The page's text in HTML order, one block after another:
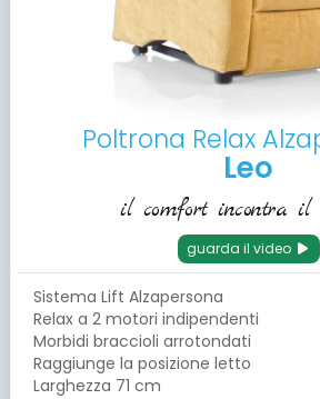
Poltrona Relax
Leo
il comfort incontra il
guarda il video
Sistema Lift Alzapersona
Relax a 2 motori indipendenti
Morbidi braccioli arrotondati
Raggiunge la posizione letto
Larghezza 71 cm